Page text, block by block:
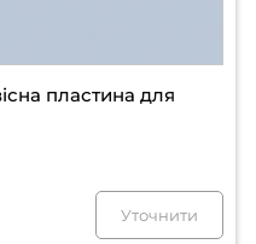
Уточнити